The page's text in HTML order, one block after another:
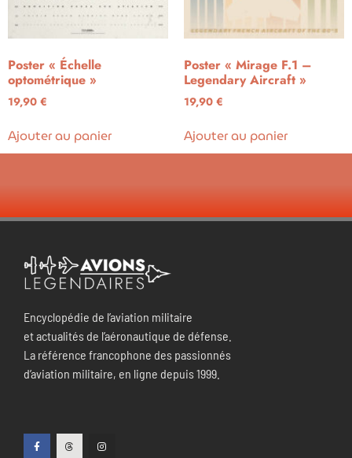
Poster « Échelle
optométrique »
19,90 €
Ajouter au panier
Poster « Mirage F.1 –
Legendary Aircraft »
19,90 €
Ajouter au panier
Encyclopédie de l’aviation militaire
et actualités de l’aéronautique de défense.
La référence francophone des passionnés
d’aviation militaire, en ligne depuis 1999.